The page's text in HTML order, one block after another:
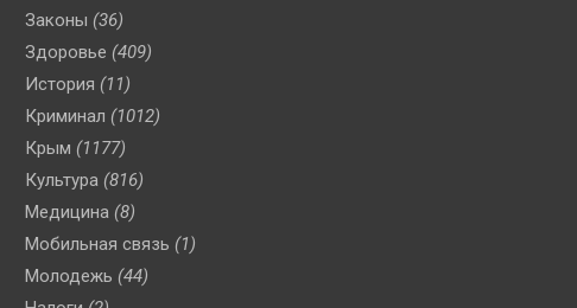
Законы (36)
Здоровье (409)
История (11)
Криминал (1012)
Крым (1177)
Культура (816)
Медицина (8)
Мобильная связь (1)
Молодежь (44)